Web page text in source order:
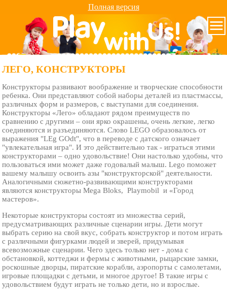
Полная версия
ЛЕГО, КОНСТРУКТОРЫ
Конструкторы развивают воображение и творческие способности
ребенка. Они представляют собой наборы деталей из пластмассы,
различных форм и размеров, с выступами для соединения.
Конструкторы «Лего» обладают рядом преимуществ по
сравнению с другими – они ярко окрашены, очень легкие, легко
соединяются и разъединяются. Слово LEGO образовалось от
выражения "LEg GOdt", что в переводе с датского означает
"увлекательная игра". И это действительно так - играться этими
конструкторами – одно удовольствие! Они настолько удобны, что
пользоваться ими может даже годовалый малыш. Lego поможет
вашему малышу освоить азы "конструкторской" деятельности.
Аналогичными сюжетно-развивающими конструкторами
являются конструкторы Mega Bloks, Playmobil и «Город
мастеров».
Некоторые конструкторы состоят из множества серий,
предусматривающих различные сценарии игры. Дети могут
выбрать серию на свой вкус, собрать конструктор и потом играть
с различными фигурками людей и зверей, придумывая
всевозможные сценарии. Чего здесь только нет - дома с
обстановкой, коттеджи и фермы с животными, рыцарские замки,
роскошные дворцы, пиратские корабли, аэропорты с самолетами,
игровые площадки с детьми, и многое другое! В такие игры с
удовольствием будут играть не только дети, но и взрослые.